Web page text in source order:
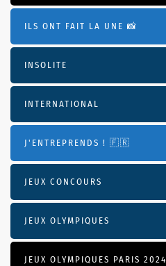
ILS ONT FAIT LA UNE 📸
INSOLITE
INTERNATIONAL
J'ENTREPRENDS ! 🇫🇷
JEUX CONCOURS
JEUX OLYMPIQUES
JEUX OLYMPIQUES PARIS 2024